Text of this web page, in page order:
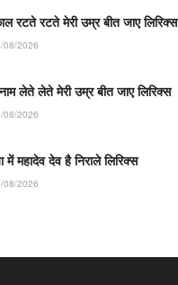
रटते रटते मेरी उम्र बीत जाए लिरिक्स
08/2026
नाम लेते लेते मेरी उम्र बीत जाए लिरिक्स
08/2026
में महादेव देव है निराले लिरिक्स
08/2026